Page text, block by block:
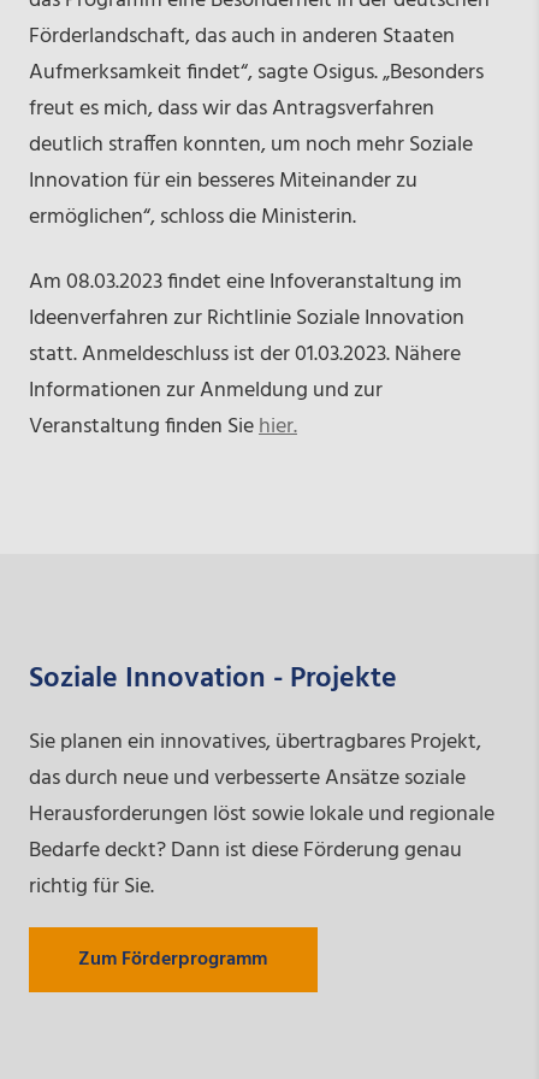
Förderlandschaft, das auch in anderen Staaten
Aufmerksamkeit findet“, sagte Osigus. „Besonders
freut es mich, dass wir das Antragsverfahren
deutlich straffen konnten, um noch mehr Soziale
Innovation für ein besseres Miteinander zu
ermöglichen“, schloss die Ministerin.
Am 08.03.2023 findet eine Infoveranstaltung im
Ideenverfahren zur Richtlinie Soziale Innovation
statt. Anmeldeschluss ist der 01.03.2023. Nähere
Informationen zur Anmeldung und zur
Veranstaltung finden Siehier.
Soziale Innovation - Projekte
Sie planen ein innovatives, übertragbares Projekt,
das durch neue und verbesserte Ansätze soziale
Herausforderungen löst sowie lokale und regionale
Bedarfe deckt? Dann ist diese Förderung genau
richtig für Sie.
Zum Förderprogramm